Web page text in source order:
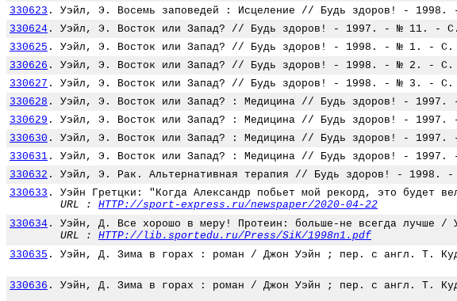
330623 . Уэйл, Э. Восемь заповедей : Исцеление // Будь здоров! -
330624 . Уэйл, Э. Восток или Запад? // Будь здоров! - 1997. - № 11. -
330625 . Уэйл, Э. Восток или Запад? // Будь здоров! - 1998. - № 1. - С.
330626 . Уэйл, Э. Восток или Запад? // Будь здоров! - 1998. - № 2. - С.
330627 . Уэйл, Э. Восток или Запад? // Будь здоров! - 1998. - № 3. - С.
330628 . Уэйл, Э. Восток или Запад? : Медицина // Будь здоров! -
330629 . Уэйл, Э. Восток или Запад? : Медицина // Будь здоров! -
330630 . Уэйл, Э. Восток или Запад? : Медицина // Будь здоров! -
330631 . Уэйл, Э. Восток или Запад? : Медицина // Будь здоров! -
330632 . Уэйл, Э. Рак. Альтернативная терапия // Будь здоров! -
330633 .
Уэйн Гретцки: "Когда Александр побьет мой рекорд, это
URL : HTTP://sport-express.ru/newspaper/2020-04-22
330634 .
Уэйн, Д. Все хорошо в меру! Протеин: больше-не всегда
URL : HTTP://lib.sportedu.ru/Press/SiK/1998n1.pdf
330635 . Уэйн, Д. Зима в горах : роман / Джон Уэйн ; пер. с англ. Т.
330636 . Уэйн, Д. Зима в горах : роман / Джон Уэйн ; пер. с англ. Т.